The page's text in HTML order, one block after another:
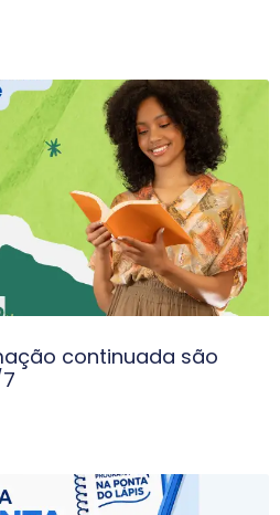
continuada são